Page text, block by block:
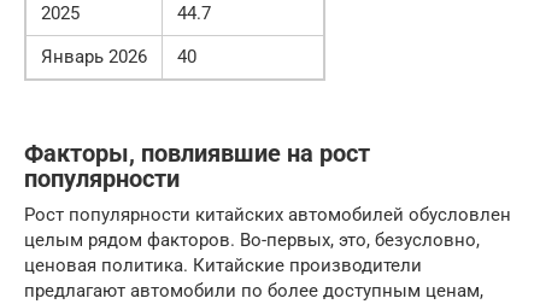
2025
44.7
Январь 2026
40
Факторы, повлиявшие на рост
популярности
Рост популярности китайских автомобилей обусловлен
целым рядом факторов. Во-первых, это, безусловно,
ценовая политика. Китайские производители
предлагают автомобили по более доступным ценам,